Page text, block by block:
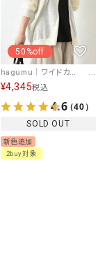
50%off
hagumu｜ワイドカーディガン [[MT-0460]][C]
¥4,345税込
4.6（40）
SOLD OUT
新色追加
2buy対象